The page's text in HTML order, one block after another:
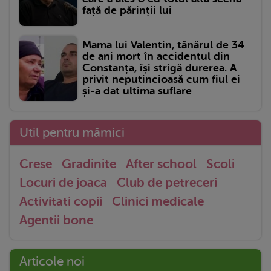
față de părinții lui
Mama lui Valentin, tânărul de 34
de ani mort în accidentul din
Constanța, își strigă durerea. A
privit neputincioasă cum fiul ei
și-a dat ultima suflare
Util pentru mămici
Crese Gradinite After school
Scoli
Locuri de joaca
Club de petreceri
Activitati copii
Clinici medicale
Agentii bone
Articole noi